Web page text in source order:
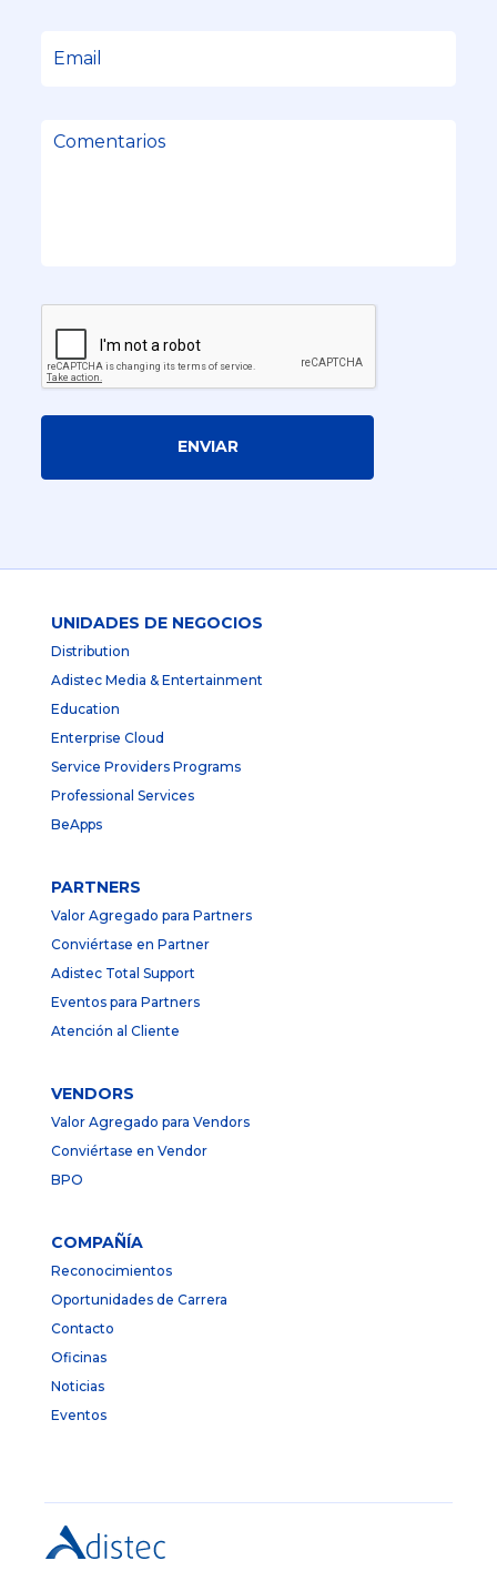
ENVIAR
UNIDADES DE NEGOCIOS
Distribution
Adistec Media & Entertainment
Education
Enterprise Cloud
Service Providers Programs
Professional Services
BeApps
PARTNERS
Valor Agregado para Partners
Conviértase en Partner
Adistec Total Support
Eventos para Partners
Atención al Cliente
VENDORS
Valor Agregado para Vendors
Conviértase en Vendor
BPO
COMPAÑÍA
Reconocimientos
Oportunidades de Carrera
Contacto
Oficinas
Noticias
Eventos